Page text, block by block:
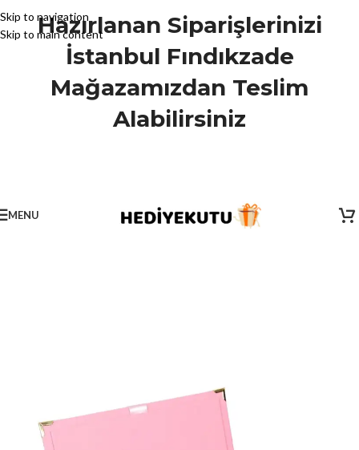
Skip to navigation
Skip to main content
Hazırlanan Siparişlerinizi
İstanbul Fındıkzade
Mağazamızdan Teslim
Alabilirsiniz
MENU